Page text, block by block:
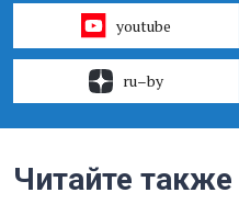
youtube
ru–by
Читайте также